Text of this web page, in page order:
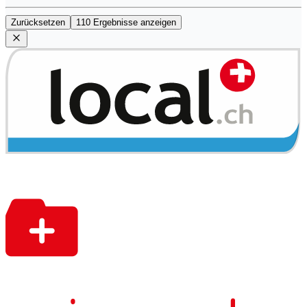
Zurücksetzen 110 Ergebnisse anzeigen